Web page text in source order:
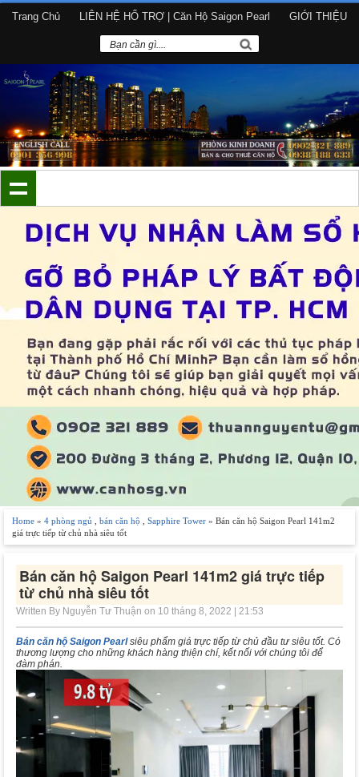
Trang Chủ LIÊN HỆ HỔ TRỢ | Căn Hộ Saigon Pearl GIỚI THIỆU
Home » 4 phòng ngủ bán căn hộ Sapphire Tower » Bán căn hộ Saigon Pearl 141m2
giá trực tiếp từ chủ nhà siêu tốt
Bán căn hộ Saigon Pearl 141m2 giá trực tiếp
từ chủ nhà siêu tốt
Written By Nguyễn Tư Thuận on 10 tháng 8, 2022 | 21:53
Bán căn hộ Saigon Pearlsiêu phẩm giá trực tiếp từ chủ đầu tư siêu tốt. Có
thương lượng cho những khách hàng thiện chí, kết nối với chúng tôi để
đàm phán.